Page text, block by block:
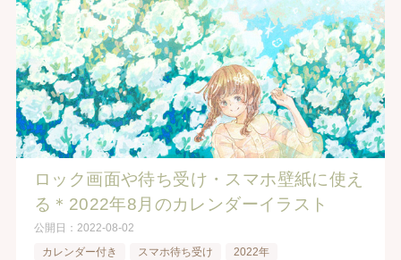
ロック画面や待ち受け・スマホ壁紙に使え
る＊2022年8月のカレンダーイラスト
公開日： 2022-08-02
カレンダー付き
スマホ待ち受け 2022年